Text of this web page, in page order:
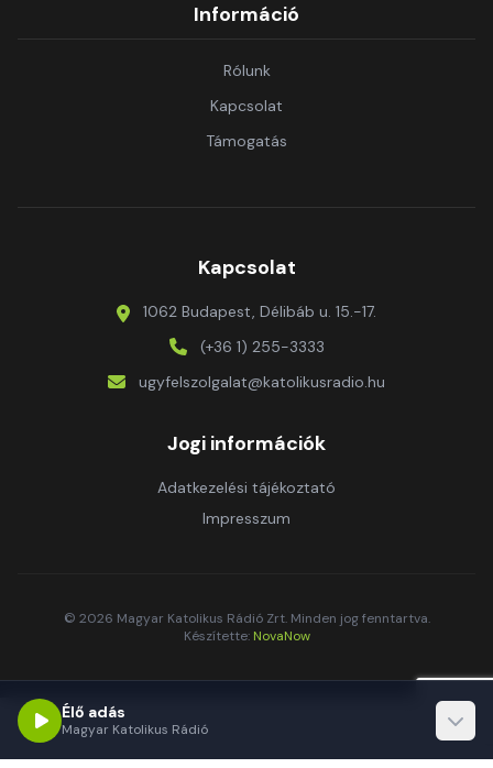
Információ
Rólunk
Kapcsolat
Támogatás
Kapcsolat
1062 Budapest, Délibáb u. 15.-17.
(+36 1) 255-3333
ugyfelszolgalat@katolikusradio.hu
Jogi információk
Adatkezelési tájékoztató
Impresszum
© 2026 Magyar Katolikus Rádió Zrt. Minden jog fenntartva.
Készítette: NovaNow
Élő adás
Magyar Katolikus Rádió